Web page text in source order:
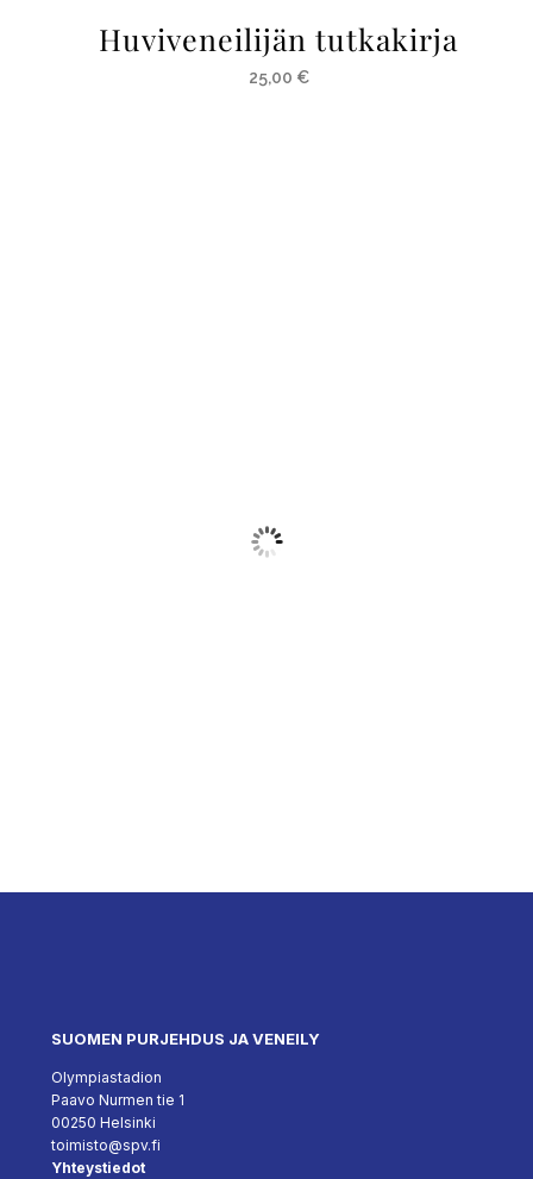
Huviveneilijän tutkakirja
25,00 €
SUOMEN PURJEHDUS JA VENEILY
Olympiastadion
Paavo Nurmen tie 1
00250 Helsinki
toimisto@spv.fi
Yhteystiedot